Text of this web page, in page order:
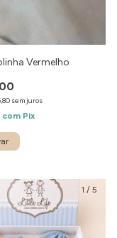
Vermelho
sem juros
com Pix
1 / 5